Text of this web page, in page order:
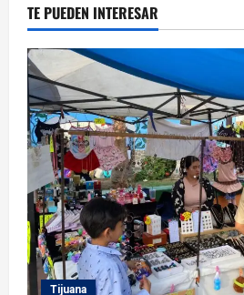
TE PUEDEN INTERESAR
Tijuana